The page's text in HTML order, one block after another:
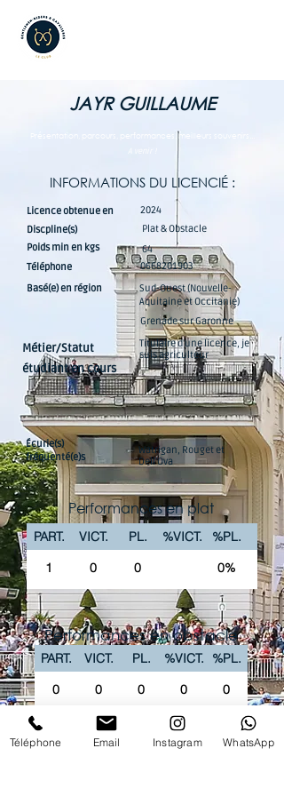
JAYR GUILLAUME
Présentation, parcours, performances, meilleurs souvenirs...
INFORMATIONS DU LICENCIÉ :
Licence obtenue en
2024
Discpline(s)
Plat & Obstacle
Poids min en kgs
64
Téléphone
0668201903
Basé(e) en région
Sud-Ouest (Nouvelle-
Aquitaine et Occitanie)
Grenade sur Garonne
Métier/Statut
étudiant en cours
Titulaire d'une licence, je
suis agriculteur
Écurie(s)
fréquenté(e)s
Watrigan, Rouget et
Dell’Ova
Performances en plat
PART. VICT. PL. %VICT.
%PL.
1
0 0 0%
Performances en obstacle
PART. VICT. PL. %VICT.
%PL.
0
0 0 0 0
La chaîne Youtube du Club vous propose
'intégralité des courses PREMIUM en replay !
Téléphone Email Instagram WhatsApp